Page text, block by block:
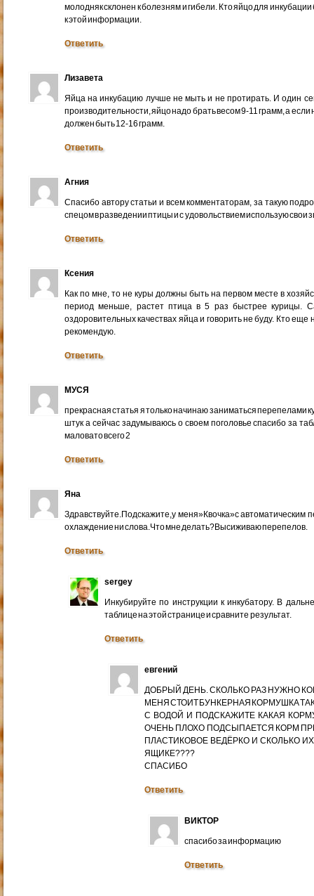
молодняк склонен к болезням и гибели. Кто яйцо для
к этой информации.
Ответить
Лизавета
Яйца на инкубацию лучше не мыть и не протирать. И один
производительности, яйцо надо брать весом 9-11 грамм, а если
должен быть 12-16 грамм.
Ответить
Агния
Спасибо автору статьи и всем комментаторам, за такую
спецом в разведении птицы и с удовольствием использую свои
Ответить
Ксения
Как по мне, то не куры должны быть на первом месте в
период меньше, растет птица в 5 раз быстрее курицы.
оздоровительных качествах яйца и говорить не буду. Кто
рекомендую.
Ответить
МУСЯ
прекрасная статья я только начинаю заниматься перепелами
штук а сейчас задумываюсь о своем поголовье спасибо за
маловато всего 2
Ответить
Яна
Здравствуйте.Подскажите,у меня»Квочка»с автоматическим
охлаждение ни слова.Что мне делать?Высиживаю перепелов.
Ответить
sergey
Инкубируйте по инструкции к инкубатору. В
таблице на этой странице и сравните результат.
Ответить
евгений
ДОБРЫЙ ДЕНЬ. СКОЛЬКО РАЗ НУЖНО
МЕНЯ СТОИТ БУНКЕРНАЯ КОРМУШКА
С ВОДОЙ И ПОДСКАЖИТЕ КАКАЯ
ОЧЕНЬ ПЛОХО ПОДСЫПАЕТСЯ КОРМ
ПЛАСТИКОВОЕ ВЕДЁРКО И СКОЛЬКО
ЯЩИКЕ????
СПАСИБО
Ответить
ВИКТОР
спасибо за информацию
Ответить